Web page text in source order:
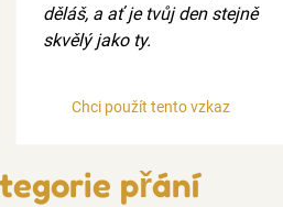
děláš, a ať je tvůj den stejně
skvělý jako ty.
Chci použít tento vzkaz
přání